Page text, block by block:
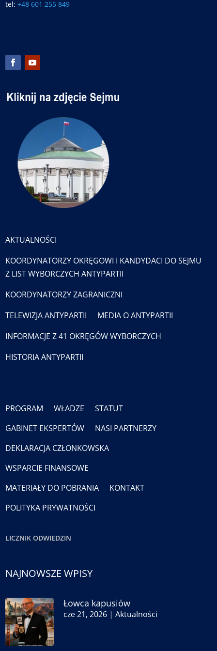
tel:+48 601 255 849
AKTUALNOŚCI
KOORDYNATORZY OKRĘGOWI I KANDYDACI DO SEJMU
Z LIST WYBORCZYCH ANTYPARTII
KOORDYNATORZY ZAGRANICZNI
TELEWIZJA ANTYPARTII
MEDIA O ANTYPARTII
INFORMACJE Z 41 OKRĘGÓW WYBORCZYCH
HISTORIA ANTYPARTII
PROGRAM WŁADZE
STATUT
GABINET EKSPERTÓW
NASI PARTNERZY
DEKLARACJA CZŁONKOWSKA
WSPARCIE FINANSOWE
MATERIAŁY DO POBRANIA
KONTAKT
POLITYKA PRYWATNOŚCI
LICZNIK ODWIEDZIN
NAJNOWSZE WPISY
Łowca kapusiów
cze 21, 2026 |Aktualności